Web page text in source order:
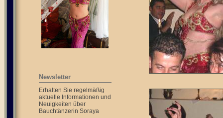
Newsletter
Erhalten Sie regelmäßig
aktuelle Informationen und
Neuigkeiten über
Bauchtänzerin Soraya